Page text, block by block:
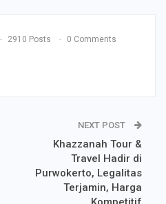
2910 Posts 0 Comments
NEXT POST
Khazzanah Tour &
Travel Hadir di
Purwokerto, Legalitas
Terjamin, Harga